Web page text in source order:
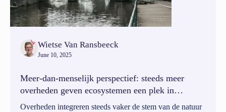
Wietse Van Ransbeeck
June 10, 2025
Meer-dan-menselijk perspectief: steeds meer
overheden geven ecosystemen een plek in
participatie
Overheden integreren steeds vaker de stem van de natuur